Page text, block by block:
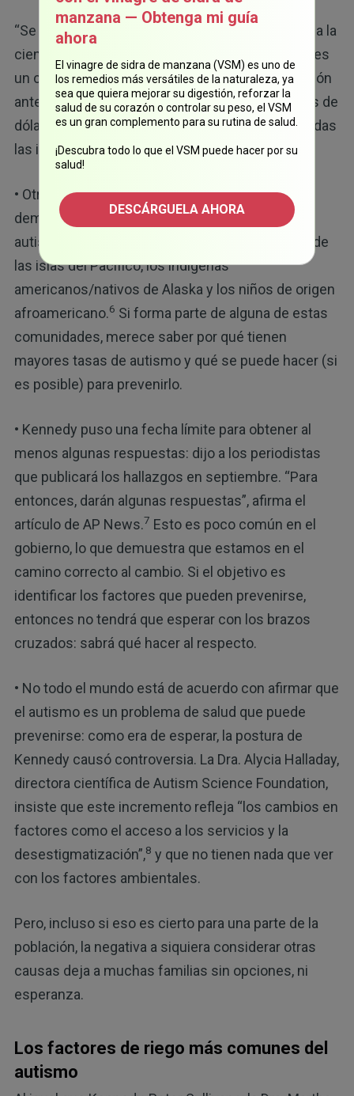
“Se pedirá a los investigadores que ‘se apeguen a la
ciencia, sin importar lo que descubra”, dijo. Este es
un cambio importante respecto a la administración
anterior, que de hecho canceló miles de millones de
dólares en subvenciones científicas y detuvo todas
las investigaciones en esta área.
• Otra omisión importante, el aspecto
demográfico: el estudio afirma que las tasas de
autismo son mayores entre los niños asiáticos/de
las islas del Pacífico, los indígenas
americanos/nativos de Alaska y los niños de origen
afroamericano.6 Si forma parte de alguna de estas
comunidades, merece saber por qué tienen
mayores tasas de autismo y qué se puede hacer (si
es posible) para prevenirlo.
• Kennedy puso una fecha límite para obtener al
menos algunas respuestas: dijo a los periodistas
que publicará los hallazgos en septiembre. “Para
entonces, darán algunas respuestas”, afirma el
artículo de AP News.7 Esto es poco común en el
gobierno, lo que demuestra que estamos en el
camino correcto al cambio. Si el objetivo es
identificar los factores que pueden prevenirse,
entonces no tendrá que esperar con los brazos
cruzados: sabrá qué hacer al respecto.
• No todo el mundo está de acuerdo con afirmar que
el autismo es un problema de salud que puede
prevenirse: como era de esperar, la postura de
Kennedy causó controversia. La Dra. Alycia Halladay,
directora científica de Autism Science Foundation,
insiste que este incremento refleja “los cambios en
factores como el acceso a los servicios y la
desestigmatización”,8 y que no tienen nada que ver
con los factores ambientales.
Pero, incluso si eso es cierto para una parte de la
población, la negativa a siquiera considerar otras
causas deja a muchas familias sin opciones, ni
esperanza.
Los factores de riego más comunes del
autismo
manzana — Obtenga mi guía
ahora
El vinagre de sidra de manzana (VSM) es uno de
los remedios más versátiles de la naturaleza, ya
sea que quiera mejorar su digestión, reforzar la
salud de su corazón o controlar su peso, el VSM
es un gran complemento para su rutina de salud.
¡Descubra todo lo que el VSM puede hacer por su
salud!
DESCÁRGUELA AHORA